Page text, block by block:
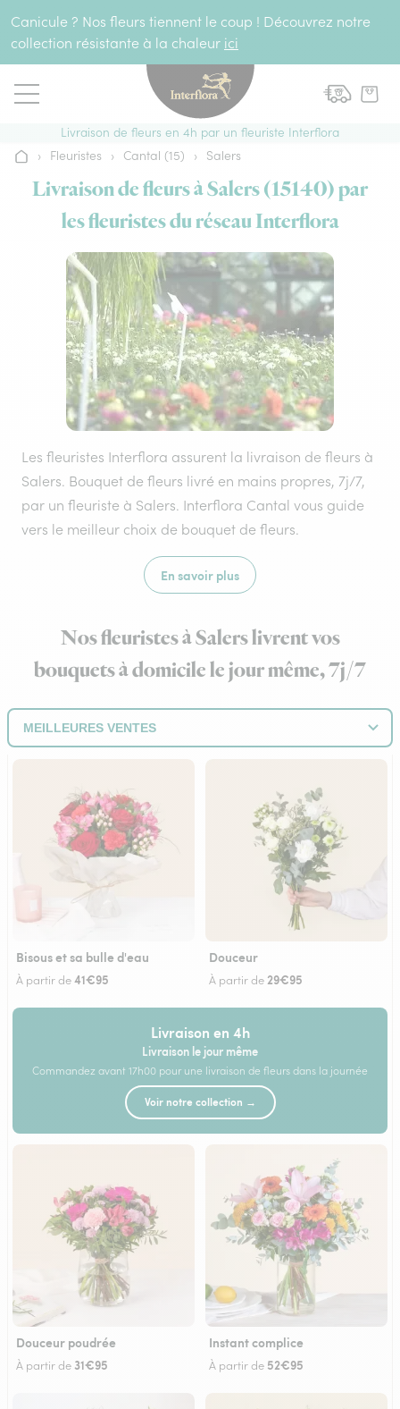
Canicule ? Nos fleurs tiennent le coup ! Découvrez notre
collection résistante à la chaleur ici
Livraison de fleurs en 4h par un fleuriste Interflora
Accueil
› Fleuristes › Cantal (15) › Salers
Livraison de fleurs à Salers (15140) par
les fleuristes du réseau Interflora
Les fleuristes Interflora assurent la livraison de fleurs à
Salers. Bouquet de fleurs livré en mains propres, 7j/7,
par un fleuriste à Salers. Interflora Cantal vous guide
vers le meilleur choix de bouquet de fleurs.
En savoir plus
Nos fleuristes à Salers livrent vos
bouquets à domicile le jour même, 7j/7
Bisous et sa bulle d'eau
À partir de41€95
Douceur
À partir de29€95
Livraison en 4h
Livraison le jour même
Commandez avant 17h00 pour une livraison de fleurs dans la journée
Voir notre collection →
Douceur poudrée
À partir de 31€95
Instant complice
À partir de 52€95